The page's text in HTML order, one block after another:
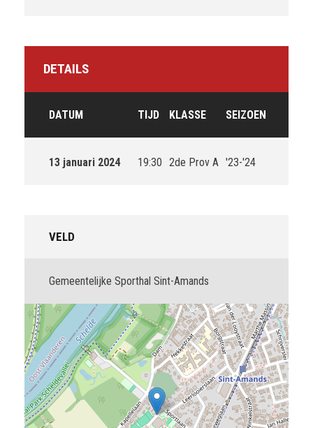
DETAILS
DATUM TIJD KLASSE SEIZOEN
13 januari 2024 19:30 2de Prov A '23-'24
VELD
Gemeentelijke Sporthal Sint-Amands